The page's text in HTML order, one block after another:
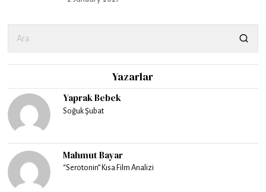
Yazarlar
Yaprak Bebek
Soğuk Şubat
Mahmut Bayar
“Serotonin” Kısa Film Analizi